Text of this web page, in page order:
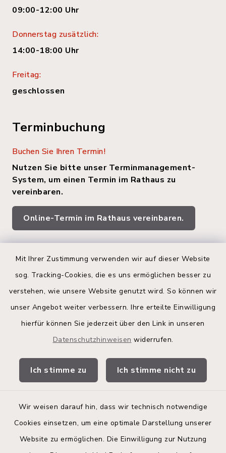
Mit Ihrer Zustimmung verwenden wir auf dieser Website
sog. Tracking-Cookies, die es uns ermöglichen besser zu
verstehen, wie unsere Website genutzt wird. So können wir
unser Angebot weiter verbessern. Ihre erteilte Einwilligung
hierfür können Sie jederzeit über den Link in unseren
Datenschutzhinweisen widerrufen.
Ich stimme zu Ich stimme nicht zu
Wir weisen darauf hin, dass wir technisch notwendige
Cookies einsetzen, um eine optimale Darstellung unserer
Website zu ermöglichen. Die Einwilligung zur Nutzung
09:00-12:00 Uhr
Donnerstag zusätzlich:
14:00-18:00 Uhr
Freitag:
geschlossen
Terminbuchung
Buchen Sie Ihren Termin!
Nutzen Sie bitte unser Terminmanagement-
System, um einen Termin im Rathaus zu
vereinbaren.
Online-Termin im Rathaus vereinbaren.
Quicklinks
Land Schleswig-Holstein
Kita-Portal
Bürgerinformationsbroschüre